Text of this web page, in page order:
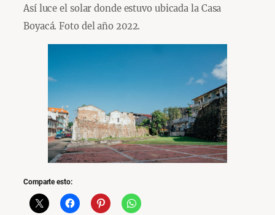
Así luce el solar donde estuvo ubicada la Casa
Boyacá. Foto del año 2022.
Comparte esto: